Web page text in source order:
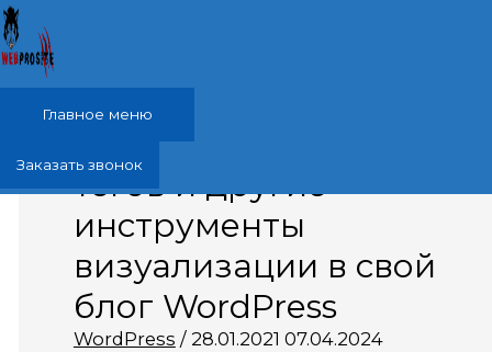
Перейти к содержимому
Главное меню
Заказать звонокКак добавить облака
тегов и другие
инструменты
визуализации в свой
блог WordPress
WordPress / 28.01.2021 07.04.2024